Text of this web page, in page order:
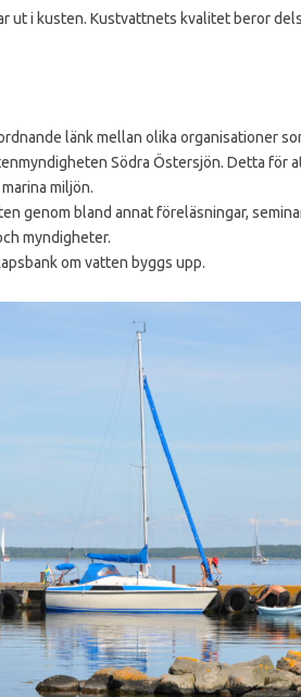
ut i kusten. Kustvattnets kvalitet beror
länk mellan olika organisationer
Södra Östersjön. Detta för
miljön.
genom bland annat föreläsningar,
myndigheter.
om vatten byggs upp.